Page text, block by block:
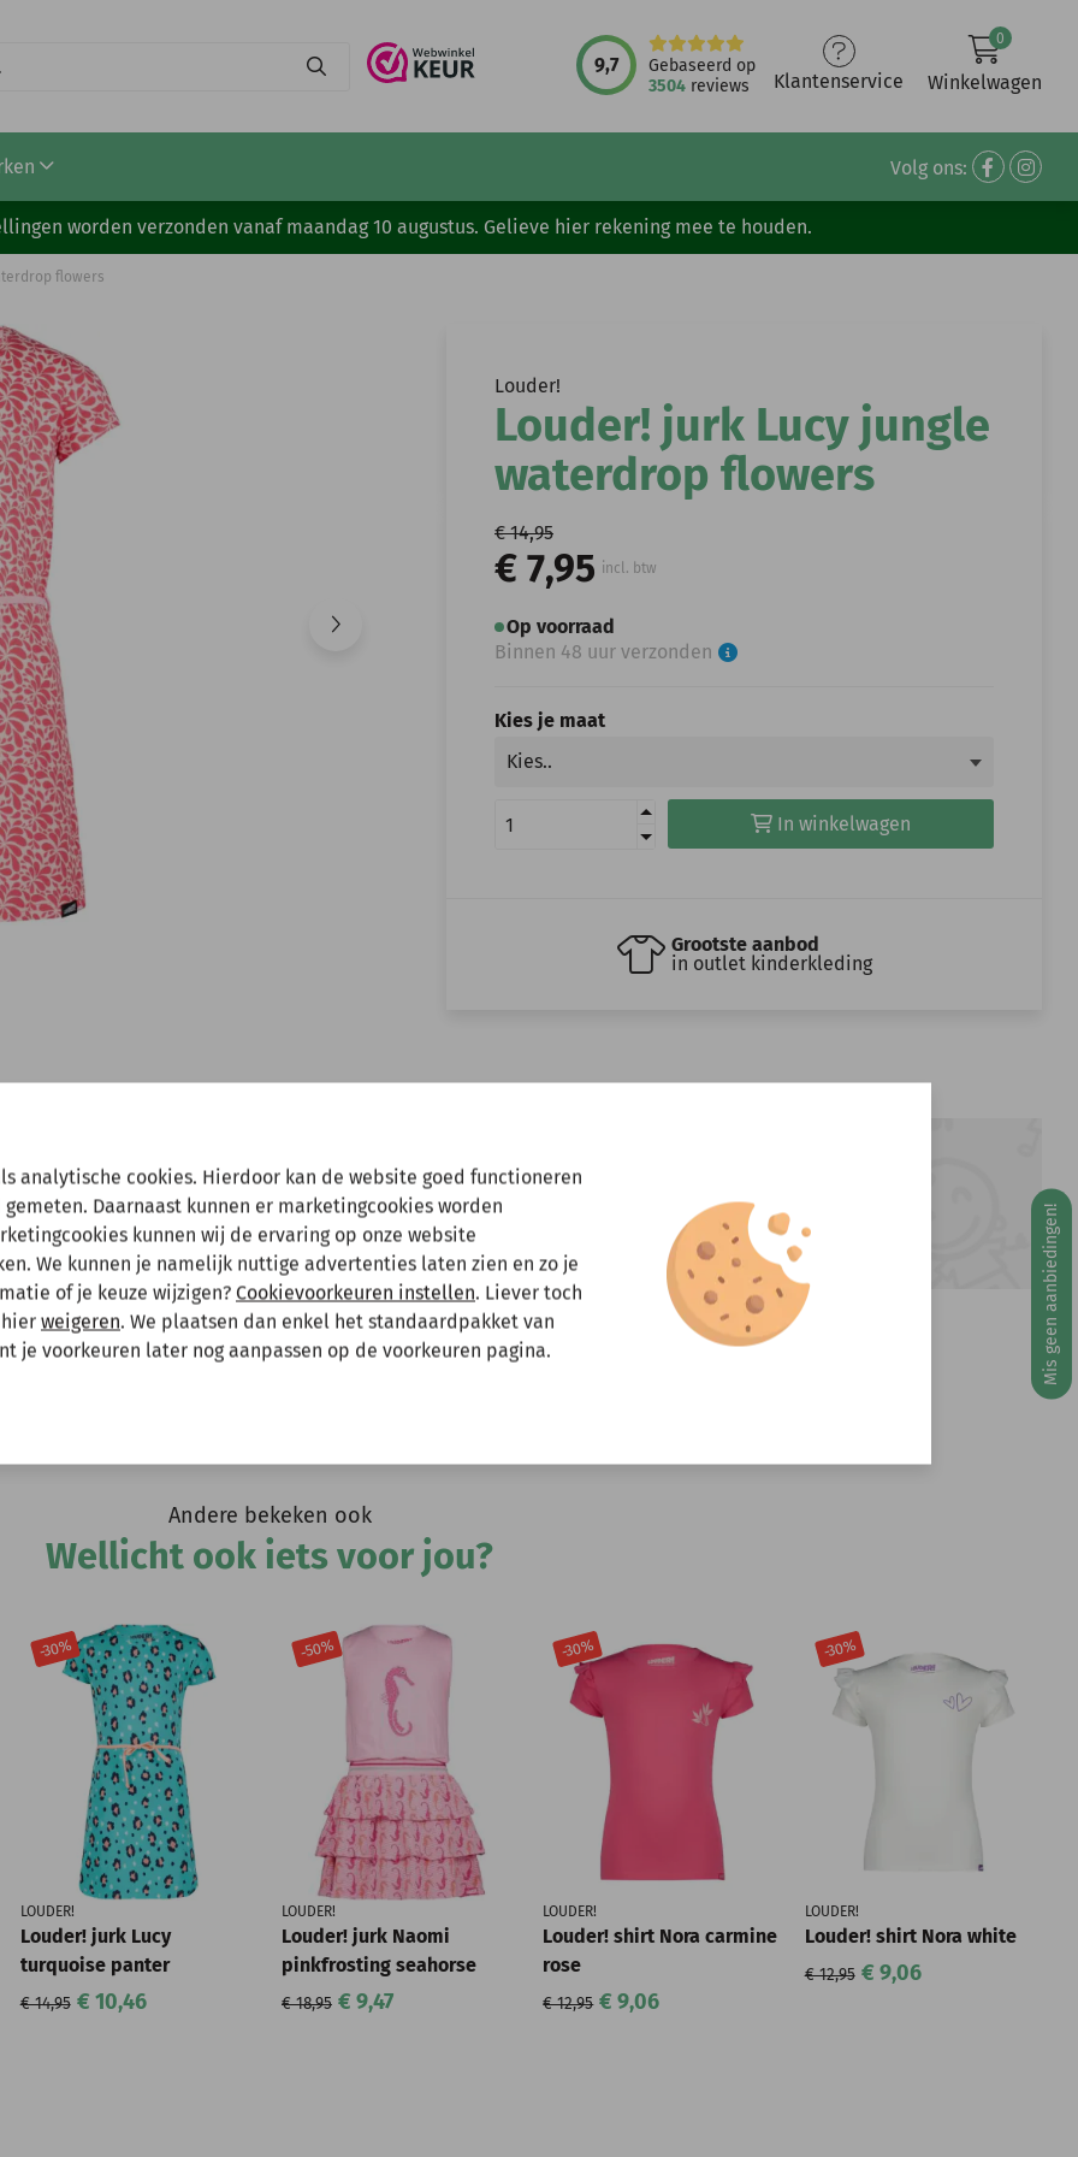
9,7
Gebaseerd op
3504 reviews Klantenservice
0
Winkelwagen
Volg ons:
worden verzonden vanaf maandag 10 augustus. Gelieve hier rekening mee te houden.
flowers
Louder!
Louder! jurk Lucy jungle
waterdrop flowers
€ 14,95
€ 7,95 incl. btw
Op voorraad
Binnen 48 uur verzonden
Kies je maat
In winkelwagen
Grootste aanbod
in outlet kinderkleding
Heeft u vragen?
info@miniandmore.nl
Andere bekeken ook
Wellicht ook iets voor jou?
-30%
LOUDER!
Louder! jurk Lucy
turquoise panter
€ 14,95 € 10,46
-50%
LOUDER!
Louder! jurk Naomi
pinkfrosting seahorse
€ 18,95 € 9,47
-30%
LOUDER!
Louder! shirt Nora carmine
rose
€ 12,95 € 9,06
-30%
LOUDER!
Louder! shirt Nora white
€ 12,95 € 9,06
Mis geen aanbiedingen!
tussenuit!
een bestelling plaatsen maar deze wordt dan maandag 10 augustus
te houden bij het plaatsen van je bestelling.
analytische cookies. Hierdoor kan de website goed functioneren
Daarnaast kunnen er marketingcookies worden
kunnen wij de ervaring op onze website
We kunnen je namelijk nuttige advertenties laten zien en zo je
of je keuze wijzigen? Cookievoorkeuren instellen. Liever toch
weigeren. We plaatsen dan enkel het standaardpakket van
je voorkeuren later nog aanpassen op de voorkeuren pagina.